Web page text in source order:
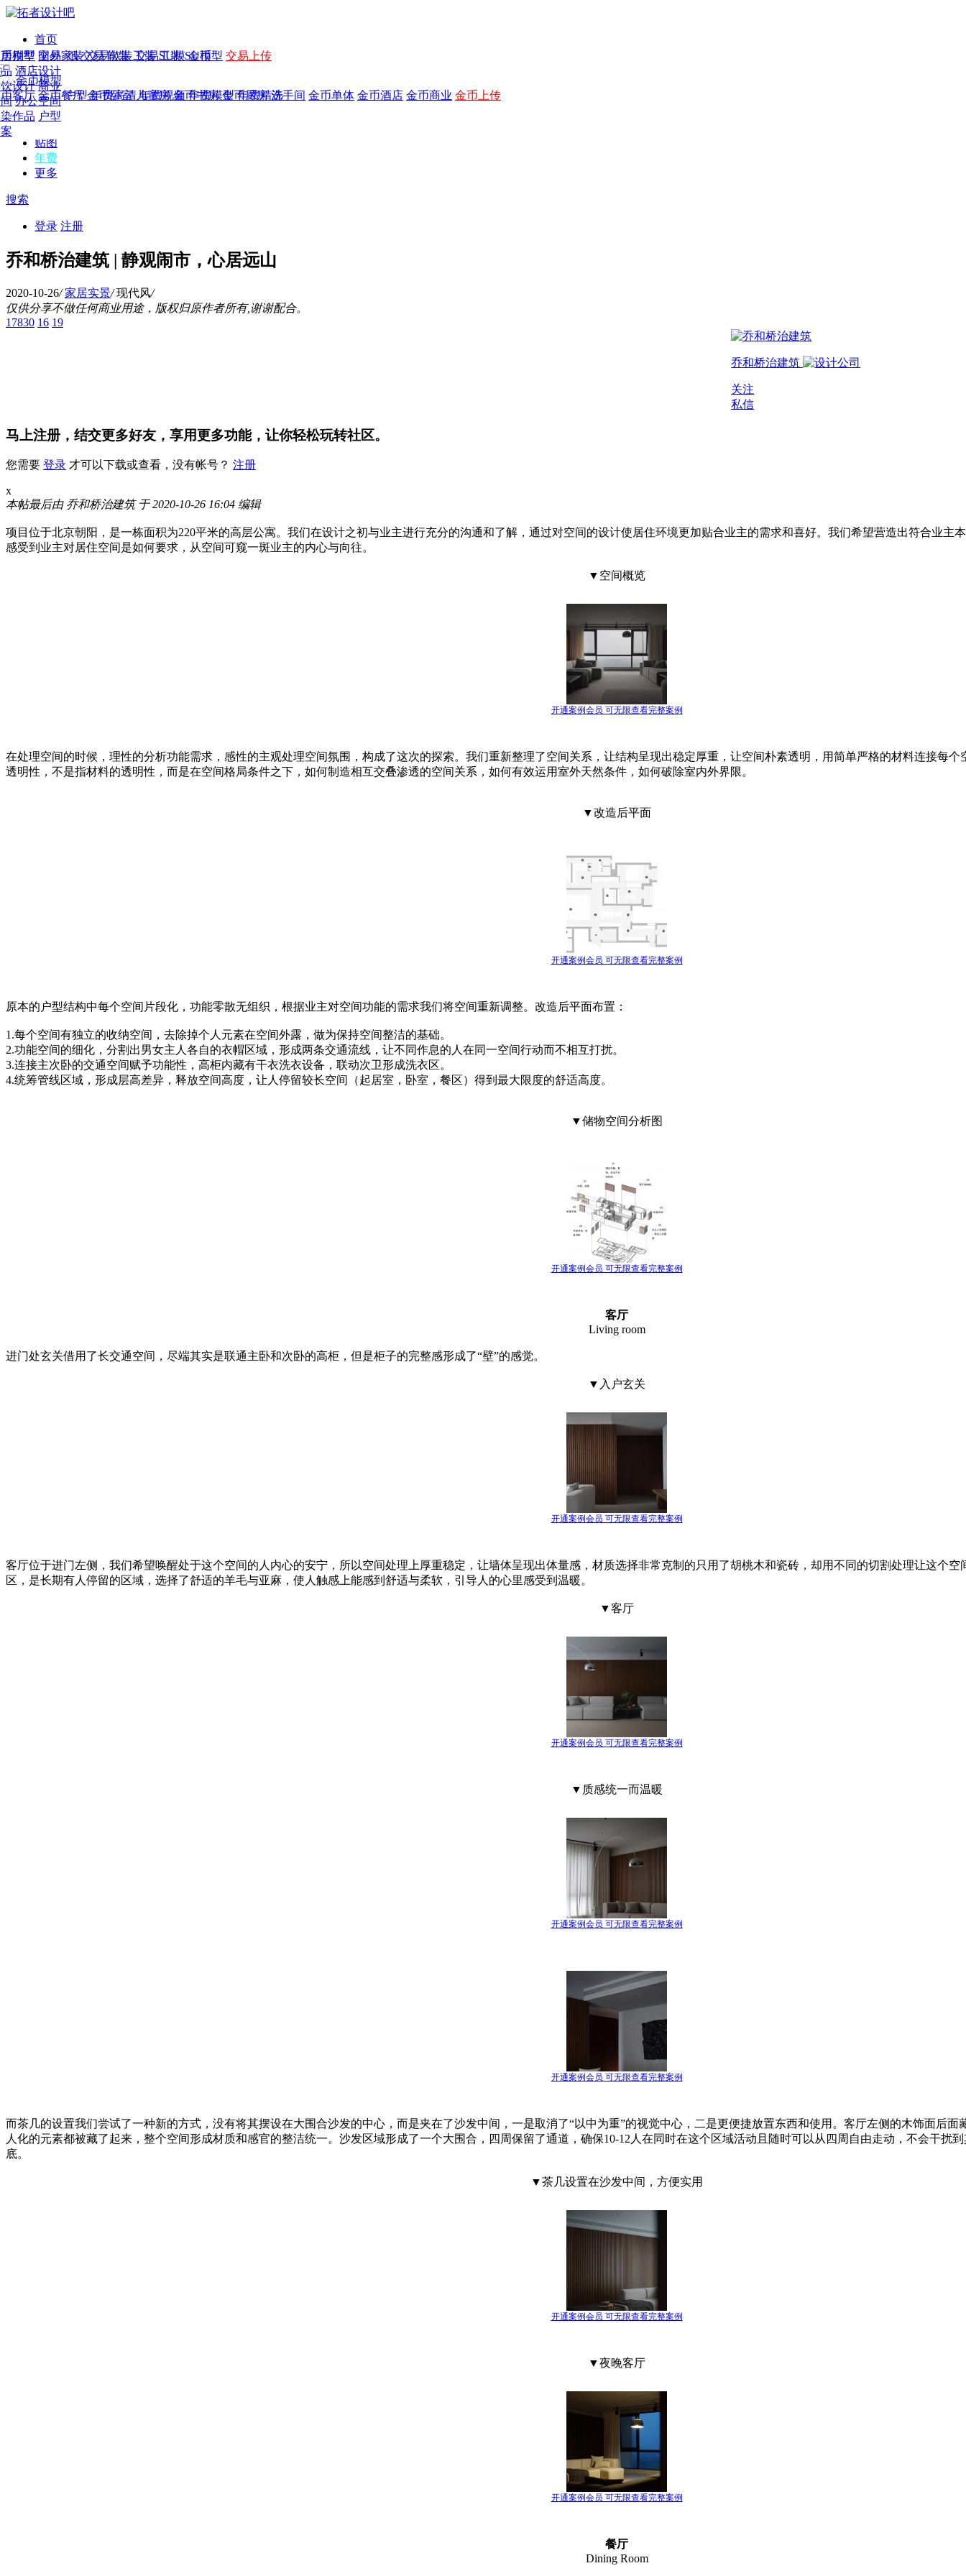
首页
发现
年费 作品 图纸 交易 软装 工装 SU模 金币
年费版块
费图纸 年费户型 年费高清 年费视频 年费模型 年费精选
作品
别墅 国外
酒店设计
设计 商业
办公空间
作品 户型
模型
模型 交易家装 交易软装 交易工装 SU模型 交易上传
金币模型
客厅 金币餐厅 金币卧室 儿童房 金币书房 金币厨房 洗手间 金币单体 金币酒店 金币商业 金币上传
CAD
概念
贴图
年费
更多
搜索
登录 注册
乔和桥治建筑 | 静观闹市，心居远山
2020-10-26/ 家居实景/ 现代风/
仅供分享不做任何商业用途，版权归原作者所有,谢谢配合。
17830 16 19
乔和桥治建筑
关注
私信
马上注册，结交更多好友，享用更多功能，让你轻松玩转社区。
您需要 登录 才可以下载或查看，没有帐号？ 注册
x
本帖最后由 乔和桥治建筑 于 2020-10-26 16:04 编辑
项目位于北京朝阳，是一栋面积为220平米的高层公寓。我们在设计之初与业主进行充分的沟通和了解，通过对空间的设计使居住环境更加贴合业主的需求和喜好。我们希望营造出符合业主
感受到业主对居住空间是如何要求，从空间可窥一斑业主的内心与向往。
▼空间概览
开通案例会员 可无限查看完整案例
在处理空间的时候，理性的分析功能需求，感性的主观处理空间氛围，构成了这次的探索。我们重新整理了空间关系，让结构呈现出稳定厚重，让空间朴素透明，用简单严格的材料连接每
透明性，不是指材料的透明性，而是在空间格局条件之下，如何制造相互交叠渗透的空间关系，如何有效运用室外天然条件，如何破除室内外界限。
▼改造后平面
开通案例会员 可无限查看完整案例
原本的户型结构中每个空间片段化，功能零散无组织，根据业主对空间功能的需求我们将空间重新调整。改造后平面布置：
1.每个空间有独立的收纳空间，去除掉个人元素在空间外露，做为保持空间整洁的基础。
2.功能空间的细化，分割出男女主人各自的衣帽区域，形成两条交通流线，让不同作息的人在同一空间行动而不相互打扰。
3.连接主次卧的交通空间赋予功能性，高柜内藏有干衣洗衣设备，联动次卫形成洗衣区。
4.统筹管线区域，形成层高差异，释放空间高度，让人停留较长空间（起居室，卧室，餐区）得到最大限度的舒适高度。
▼储物空间分析图
开通案例会员 可无限查看完整案例
客厅
Living room
进门处玄关借用了长交通空间，尽端其实是联通主卧和次卧的高柜，但是柜子的完整感形成了“壁”的感觉。
▼入户玄关
开通案例会员 可无限查看完整案例
客厅位于进门左侧，我们希望唤醒处于这个空间的人内心的安宁，所以空间处理上厚重稳定，让墙体呈现出体量感，材质选择非常克制的只用了胡桃木和瓷砖，却用不同的切割处理让这个
区，是长期有人停留的区域，选择了舒适的羊毛与亚麻，使人触感上能感到舒适与柔软，引导人的心里感受到温暖。
▼客厅
开通案例会员 可无限查看完整案例
▼质感统一而温暖
开通案例会员 可无限查看完整案例
开通案例会员 可无限查看完整案例
而茶几的设置我们尝试了一种新的方式，没有将其摆设在大围合沙发的中心，而是夹在了沙发中间，一是取消了“以中为重”的视觉中心，二是更便捷放置东西和使用。客厅左侧的木饰面后
人化的元素都被藏了起来，整个空间形成材质和感官的整洁统一。沙发区域形成了一个大围合，四周保留了通道，确保10-12人在同时在这个区域活动且随时可以从四周自由走动，不会干扰
底。
▼茶几设置在沙发中间，方便实用
开通案例会员 可无限查看完整案例
▼夜晚客厅
开通案例会员 可无限查看完整案例
餐厅
Dining Room